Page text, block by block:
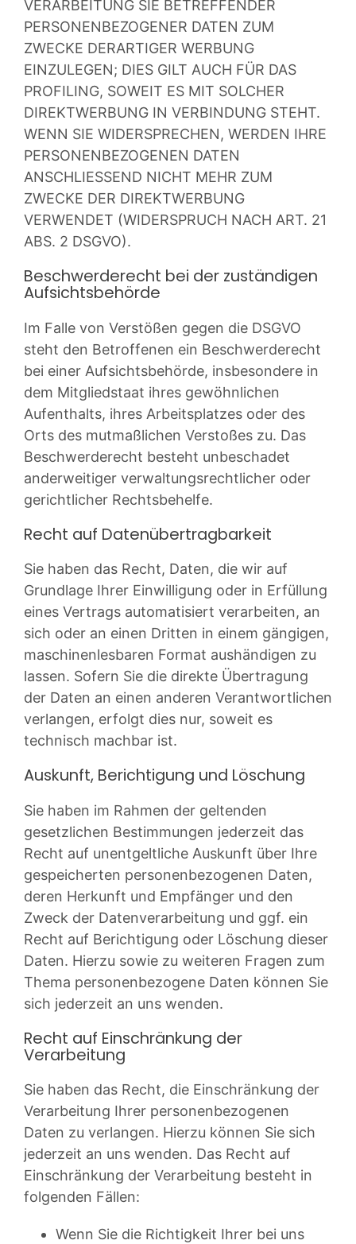
VERARBEITUNG SIE BETREFFENDER
PERSONENBEZOGENER DATEN ZUM
ZWECKE DERARTIGER WERBUNG
EINZULEGEN; DIES GILT AUCH FÜR DAS
PROFILING, SOWEIT ES MIT SOLCHER
DIREKTWERBUNG IN VERBINDUNG STEHT.
WENN SIE WIDERSPRECHEN, WERDEN IHRE
PERSONENBEZOGENEN DATEN
ANSCHLIESSEND NICHT MEHR ZUM
ZWECKE DER DIREKTWERBUNG
VERWENDET (WIDERSPRUCH NACH ART. 21
ABS. 2 DSGVO).
Beschwerde­recht bei der zuständigen
Aufsichts­behörde
Im Falle von Verstößen gegen die DSGVO
steht den Betroffenen ein Beschwerderecht
bei einer Aufsichtsbehörde, insbesondere in
dem Mitgliedstaat ihres gewöhnlichen
Aufenthalts, ihres Arbeitsplatzes oder des
Orts des mutmaßlichen Verstoßes zu. Das
Beschwerderecht besteht unbeschadet
anderweitiger verwaltungsrechtlicher oder
gerichtlicher Rechtsbehelfe.
Recht auf Daten­übertrag­barkeit
Sie haben das Recht, Daten, die wir auf
Grundlage Ihrer Einwilligung oder in Erfüllung
eines Vertrags automatisiert verarbeiten, an
sich oder an einen Dritten in einem gängigen,
maschinenlesbaren Format aushändigen zu
lassen. Sofern Sie die direkte Übertragung
der Daten an einen anderen Verantwortlichen
verlangen, erfolgt dies nur, soweit es
technisch machbar ist.
Auskunft, Berichtigung und Löschung
Sie haben im Rahmen der geltenden
gesetzlichen Bestimmungen jederzeit das
Recht auf unentgeltliche Auskunft über Ihre
gespeicherten personenbezogenen Daten,
deren Herkunft und Empfänger und den
Zweck der Datenverarbeitung und ggf. ein
Recht auf Berichtigung oder Löschung dieser
Daten. Hierzu sowie zu weiteren Fragen zum
Thema personenbezogene Daten können Sie
sich jederzeit an uns wenden.
Recht auf Einschränkung der
Verarbeitung
Sie haben das Recht, die Einschränkung der
Verarbeitung Ihrer personenbezogenen
Daten zu verlangen. Hierzu können Sie sich
jederzeit an uns wenden. Das Recht auf
Einschränkung der Verarbeitung besteht in
folgenden Fällen:
Wenn Sie die Richtigkeit Ihrer bei uns